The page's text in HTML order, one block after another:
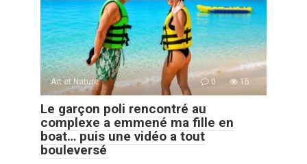
Art et Nature 0 15
Le garçon poli rencontré au
complexe a emmené ma fille en
boat… puis une vidéo a tout
bouleversé